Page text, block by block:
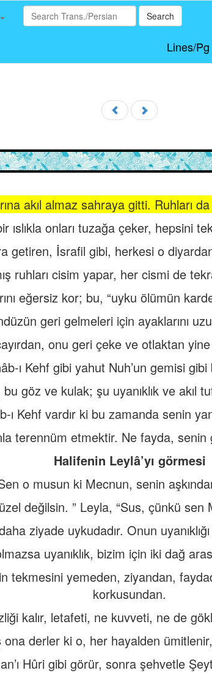
Search
Lines/Pg
akıl almaz sahraya gitti. Ruhları
ıslıkla onları tuzağa çeker, hepsini
getiren, İsrafil gibi, herkesi o
ruhları cisim yapar, her cismi de
eğersiz kor; bu, “uyku ölümün
geri gelmeleri için ayaklarını
onu geri çeke ve otlaktan
ı Kehf gibi yahut Nuh’un gemisi
göz ve kulak; şu uyanıklık ve akıl
ı Kehf vardır ki bu zamanda senin
terennüm etmektir. Ne fayda, senin
Halifenin Leylâ’yı görmesi
o musun ki Mecnun, senin
değilsin. ” Leyla, “Sus, çünkü sen
ziyade uykudadır. Onun
uyanıklık, bizim için iki dağ
tekmesini yemeden, ziyandan,
korkusundan.
kalır, letafeti, ne kuvveti, ne de
ona derler ki o, her hayalden
Hûri gibi görür, sonra şehvetle